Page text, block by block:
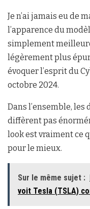
Je n’ai jamais eu de
l’apparence du
simplement
légèrement plus
évoquer l’esprit du
octobre 2024.
Dans l’ensemble,
diffèrent pas
look est vraiment ce
pour le mieux.
Sur le même sujet :
voit Tesla (TSLA)